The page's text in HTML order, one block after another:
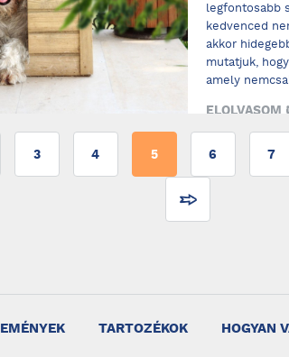
legfontosabb
kedvenced
akkor
mutatjuk,
amely
ELOLVASOM
3 4 5 6 7
TARTOZÉKOK HOGYAN